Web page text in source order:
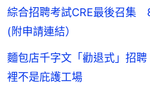
綜合招聘考試CRE最後召集
(附申請連結）
麵包店千字文「勸退式」招
裡不是庇護工場